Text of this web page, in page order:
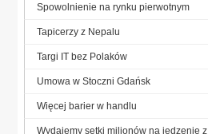
Spowolnienie na rynku pierwotnym
Tapicerzy z Nepalu
Targi IT bez Polaków
Umowa w Stoczni Gdańsk
Więcej barier w handlu
Wydajemy setki milionów na jedzenie z